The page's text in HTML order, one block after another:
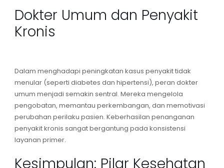
Dokter Umum dan Penyakit
Kronis
Dalam menghadapi peningkatan kasus penyakit tidak
menular (seperti diabetes dan hipertensi), peran dokter
umum menjadi semakin sentral. Mereka mengelola
pengobatan, memantau perkembangan, dan memotivasi
perubahan perilaku pasien. Keberhasilan penanganan
penyakit kronis sangat bergantung pada konsistensi
layanan primer.
Kesimpulan: Pilar Kesehatan